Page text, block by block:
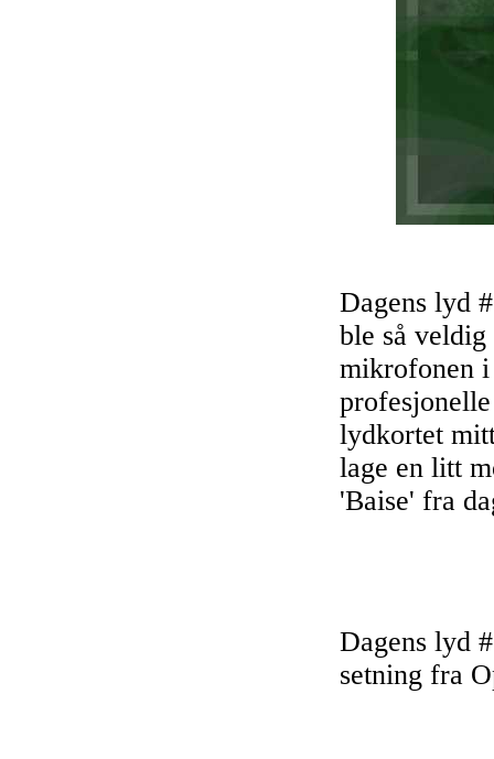
Dagens lyd
ble så
mikrofonen i
lydkortet
lage en litt
'Baise' fra
Dagens lyd
setning fra